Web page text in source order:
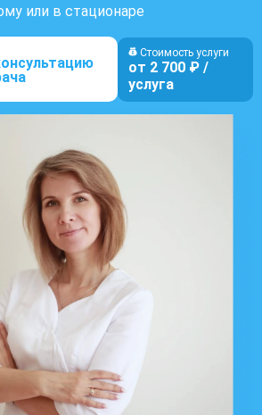
или в стационаре
Стоимость услуги
от 2 700 ₽ /
услуга